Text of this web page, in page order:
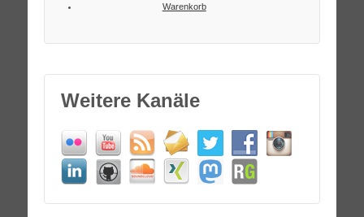
Warenkorb
Weitere Kanäle